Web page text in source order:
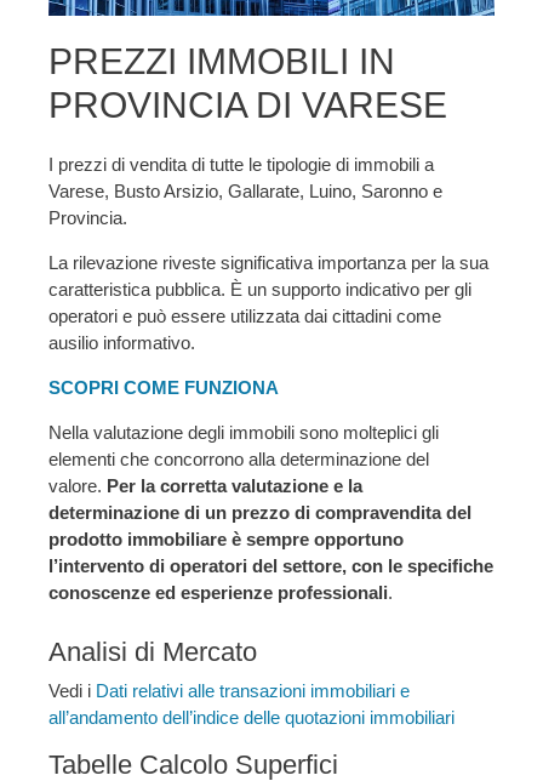
PREZZI IMMOBILI IN
PROVINCIA DI VARESE
I prezzi di vendita di tutte le tipologie di immobili a
Varese, Busto Arsizio, Gallarate, Luino, Saronno e
Provincia.
La rilevazione riveste significativa importanza per la sua
caratteristica pubblica. È un supporto indicativo per gli
operatori e può essere utilizzata dai cittadini come
ausilio informativo.
SCOPRI COME FUNZIONA
Nella valutazione degli immobili sono molteplici gli
elementi che concorrono alla determinazione del
valore. Per la corretta valutazione e la
determinazione di un prezzo di compravendita del
prodotto immobiliare è sempre opportuno
l’intervento di operatori del settore, con le specifiche
conoscenze ed esperienze professionali.
Analisi di Mercato
Vedi i Dati relativi alle transazioni immobiliari e
all’andamento dell’indice delle quotazioni immobiliari
Tabelle Calcolo Superfici